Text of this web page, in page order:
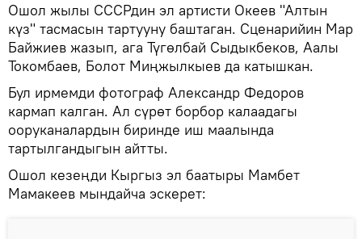
Ошол жылы СССРдин эл артисти Океев "Алтын
күз" тасмасын тартууну баштаган. Сценарийин Мар
Байжиев жазып, ага Түгөлбай Сыдыкбеков, Аалы
Токомбаев, Болот Миңжылкыев да катышкан.
Бул ирмемди фотограф Александр Федоров
кармап калган. Ал сүрөт борбор калаадагы
ооруканалардын биринде иш маалында
тартылгандыгын айтты.
Ошол кезеңди Кыргыз эл баатыры Мамбет
Мамакеев мындайча эскерет: